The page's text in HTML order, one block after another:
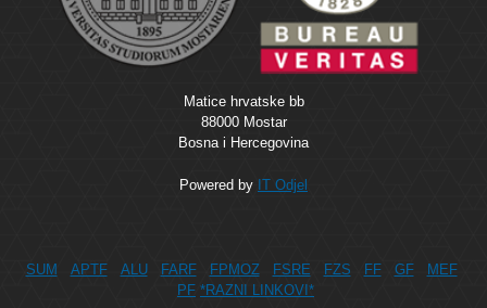
Matice hrvatske bb
88000 Mostar
Bosna i Hercegovina
Powered by IT Odjel
SUM APTF ALU FARF FPMOZ FSRE FZS FF GF
MEF
PF *RAZNI LINKOVI*